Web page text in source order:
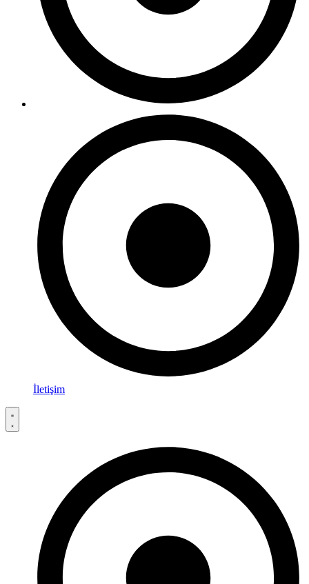
İletişim